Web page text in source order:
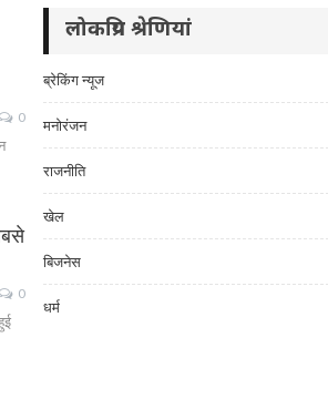
0
0
लोकप्रिय श्रेणियां
ब्रेकिंग न्यूज
मनोरंजन
राजनीति
खेल
बिजनेस
धर्म